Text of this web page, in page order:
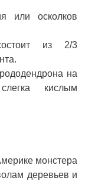
или осколков
из 2/3
на
кислым
монстера
деревьев и